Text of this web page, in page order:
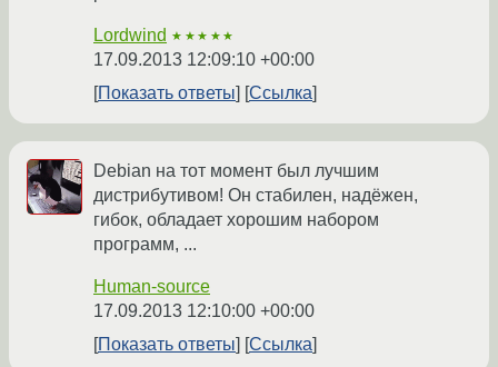
Lordwind ★★★★★
17.09.2013 12:09:10 +00:00
Показать ответы
Ссылка
Debian на тот момент был лучшим
дистрибутивом! Он стабилен, надёжен,
гибок, обладает хорошим набором
программ, ...
Human-source
17.09.2013 12:10:00 +00:00
Показать ответы
Ссылка